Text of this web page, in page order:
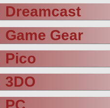
Dreamcast
Game Gear
Pico
3DO